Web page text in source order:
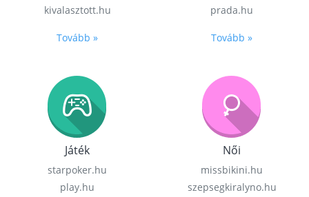
kivalasztott.hu
Tovább »
prada.hu
Tovább »
Játék
starpoker.hu
play.hu
Női
missbikini.hu
szepsegkiralyno.hu